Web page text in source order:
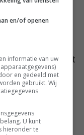
en moet
deur uit?
en
nodig. Wellicht
En is de
voor
Dan
prominent
en/of openen
informatie van uw
en gedeeld met
gebruikt. Wij
U kunt
hieronder te